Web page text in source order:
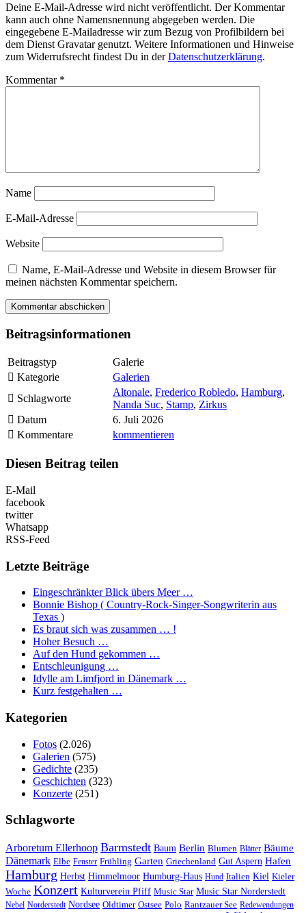
Deine E-Mail-Adresse wird nicht veröffentlicht. Der Kommentar
kann auch ohne Namensnennung abgegeben werden. Die
eingegebene E-Mailadresse wir zum Bezug von Profilbildern bei
dem Dienst Gravatar genutzt. Weitere Informationen und Hinweise
zum Widerrufsrecht findest Du in derDatenschutzerklärung.
Kommentar *
Name
E-Mail-Adresse
Website
Name, E-Mail-Adresse und Website in diesem Browser für
meinen nächsten Kommentar speichern.
Beitragsinformationen
Beitragstyp
Galerie
Kategorie
Galerien
Schlagworte
Altonale, Frederico Robledo, Hamburg,
Nanda Suc, Stamp, Zirkus
Datum
6. Juli 2026
Kommentare
kommentieren
Diesen Beitrag teilen
E-Mail
facebook
twitter
Whatsapp
RSS-Feed
Letzte Beiträge
Eingeschränkter Blick übers Meer …
Bonnie Bishop ( Country-Rock-Singer-Songwriterin aus
Texas )
Es braut sich was zusammen … !
Hoher Besuch …
Auf den Hund gekommen …
Entschleunigung …
Idylle am Limfjord in Dänemark …
Kurz festgehalten …
Kategorien
Fotos (2.026)
Galerien (575)
Gedichte (235)
Geschichten (323)
Konzerte (251)
Schlagworte
Arboretum Ellerhoop Barmstedt Baum Berlin Blumen Blätter Bäume
Dänemark Elbe Fenster Frühling Garten Griechenland Gut Aspern Hafen
Hamburg Herbst Himmelmoor Humburg-Haus Hund Italien Kiel Kieler
Woche Konzert Kulturverein Pfiff Music Star Music Star Norderstedt
Nebel Norderstedt Nordsee Oldtimer Ostsee Polo Rantzauer See Redewendungen